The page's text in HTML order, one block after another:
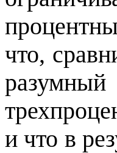
что,
и что в